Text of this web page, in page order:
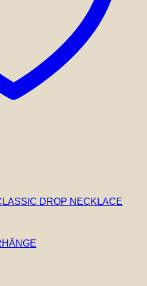
DROP NECKLACE